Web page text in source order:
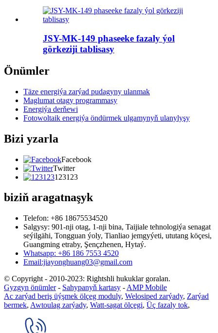
JSY-MK-149 phaseeke fazaly ýol
görkeziji tablisasy
Önümler
Täze energiýa zarýad pudagyny ulanmak
Maglumat otagy programmasy
Energiýa derňewi
Fotowoltaik energiýa öndürmek ulgamynyň ulanylyşy
Bizi yzarla
Facebook
Twitter
123123
biziň aragatnaşyk
Telefon: +86 18675534520
Salgysy: 901-nji otag, 1-nji bina, Taijiale tehnologiýa senagat
seýilgähi, Tongguan ýoly, Tianliao jemgyýeti, ututang köçesi,
Guangming etraby, Şençzhenen, Hytaý.
Whatsapp: +86 186 7553 4520
Email:jiayonghuang03@gmail.com
© Copyright - 2010-2023: Rightshli hukuklar goralan.
Gyzgyn önümler- Sahypanyň kartasy - AMP Mobile
Ac zarýad beriş üýşmek ölçeg moduly, Welosiped zarýady, Zarýad
bermek, Awtoulag zarýady, Watt-sagat ölçegi, Üç fazaly tok,